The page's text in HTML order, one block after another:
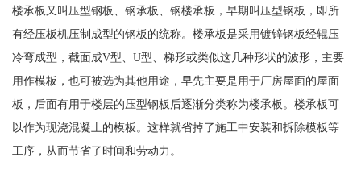
楼承板又叫压型钢板、钢承板、钢楼承板，早期叫压型钢板，即所
有经压板机压制成型的钢板的统称。楼承板是采用镀锌钢板经辊压
冷弯成型，截面成V型、U型、梯形或类似这几种形状的波形，主要
用作模板，也可被选为其他用途，早先主要是用于厂房屋面的屋面
板，后面有用于楼层的压型钢板后逐渐分类称为楼承板。楼承板可
以作为现浇混凝土的模板。这样就省掉了施工中安装和拆除模板等
工序，从而节省了时间和劳动力。